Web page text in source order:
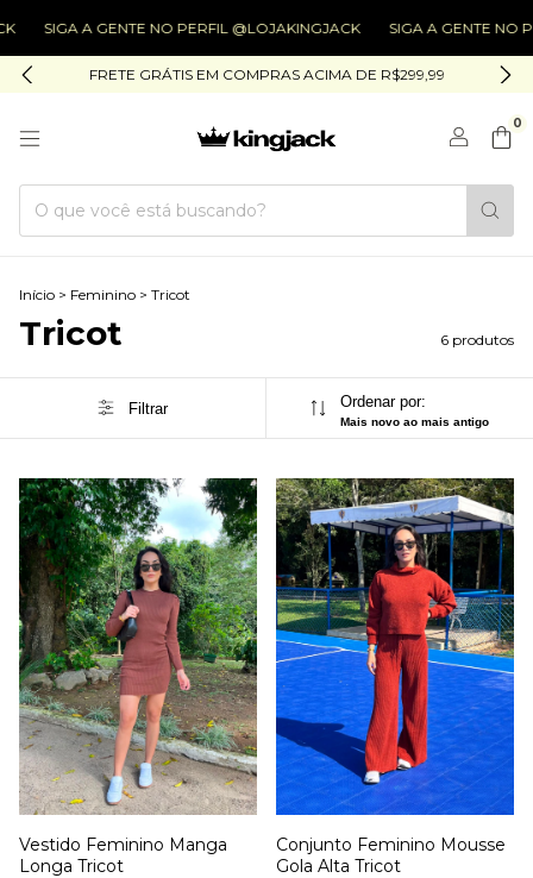
A GENTE NO PERFIL @LOJAKINGJACK SIGA A GENTE NO PERFIL
FRETE GRÁTIS EM COMPRAS ACIMA DE R$299,99
0
Início > Feminino > Tricot
Tricot 6 produtos
Filtrar Ordenar por:
Mais novo ao mais antigo
Vestido Feminino Manga
Longa Tricot
Conjunto Feminino Mousse
Gola Alta Tricot